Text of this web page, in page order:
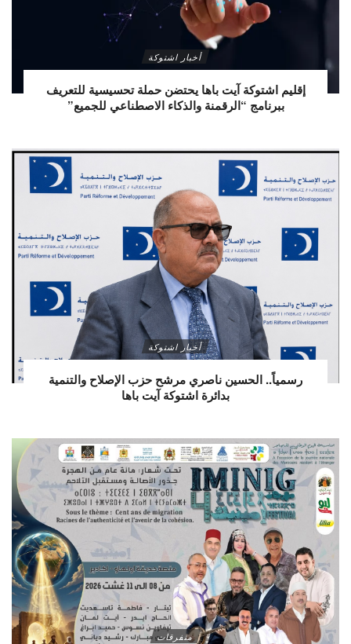
أخبار اشتوكة
إقليم اشتوكة آيت باها يحتضن حملة تحسيسية للتعريف
ببرنامج “الرقمنة والذكاء الاصطناعي للجميع”
أخبار اشتوكة
رسمياً.. الحسين ناصري مرشح حزب الإصلاح والتنمية
بدائرة اشتوكة آيت باها
متفرقات